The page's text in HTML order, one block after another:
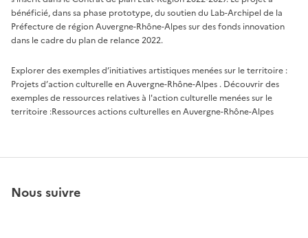
bénéficié, dans sa phase prototype, du soutien du Lab-Archipel de la
Préfecture de région Auvergne-Rhône-Alpes sur des fonds innovation
dans le cadre du plan de relance 2022.
Explorer des exemples d’initiatives artistiques menées sur le territoire :
Projets d’action culturelle en Auvergne-Rhône-Alpes . Découvrir des
exemples de ressources relatives à l'action culturelle menées sur le
territoire :Ressources actions culturelles en Auvergne-Rhône-Alpes
Nous suivre